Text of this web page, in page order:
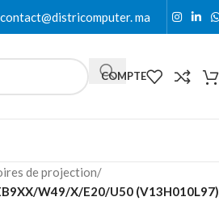
contact@districomputer. ma
COMPTE
de projection/
W49/X/E20/U50 (V13H010L97)